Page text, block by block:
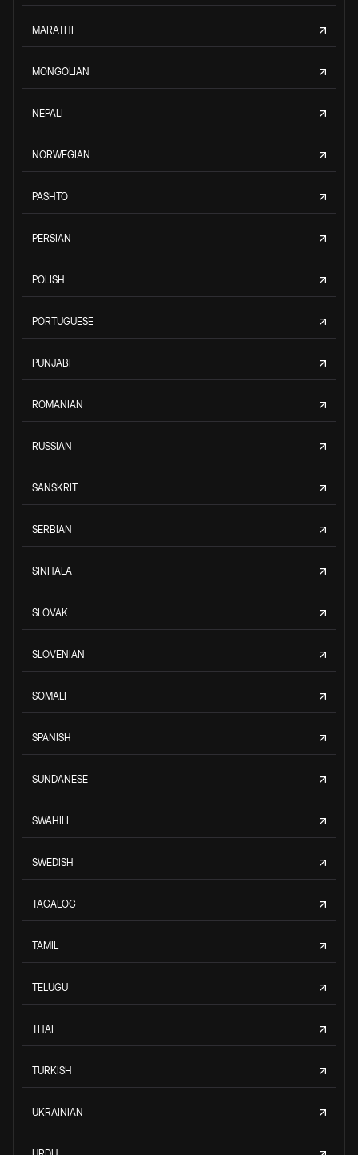
MARATHI
MONGOLIAN
NEPALI
NORWEGIAN
PASHTO
PERSIAN
POLISH
PORTUGUESE
PUNJABI
ROMANIAN
RUSSIAN
SANSKRIT
SERBIAN
SINHALA
SLOVAK
SLOVENIAN
SOMALI
SPANISH
SUNDANESE
SWAHILI
SWEDISH
TAGALOG
TAMIL
TELUGU
THAI
TURKISH
UKRAINIAN